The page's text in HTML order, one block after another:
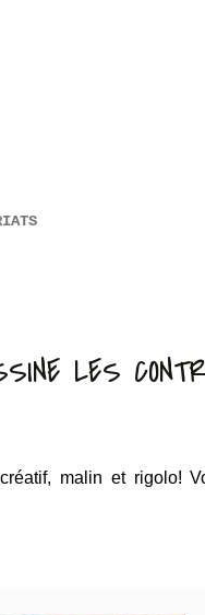
LES
malin et rigolo!